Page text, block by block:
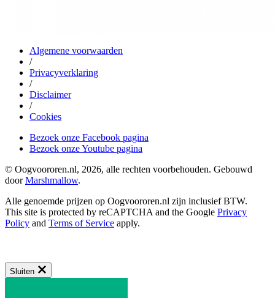
Algemene voorwaarden
/
Privacyverklaring
/
Disclaimer
/
Cookies
Bezoek onze Facebook pagina
Bezoek onze Youtube pagina
© Oogvoororen.nl, 2026, alle rechten voorbehouden. Gebouwd
doorMarshmallow.
Alle genoemde prijzen op Oogvoororen.nl zijn inclusief BTW.
This site is protected by reCAPTCHA and the Google Privacy
Policy and Terms of Service apply.
Sluiten